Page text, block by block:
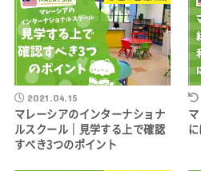
2021.04.15
マレーシアのインターナショナ
ルスクール｜見学する上で確認
すべき3つのポイント